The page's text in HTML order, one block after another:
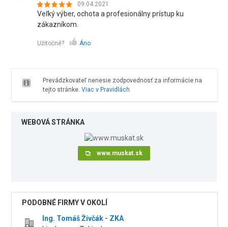
09.04.2021
Veľký výber, ochota a profesionálny prístup ku
zákazníkom.
Užitočné? Áno
Prevádzkovateľ nenesie zodpovednosť za informácie na
tejto stránke. Viac v Pravidlách
WEBOVÁ STRÁNKA
www.muskat.sk
PODOBNÉ FIRMY V OKOLÍ
Ing. Tomáš Živčák - ZKA